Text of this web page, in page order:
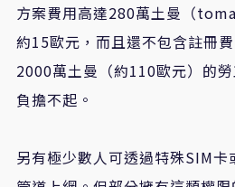
方案費用高達280萬土曼（
約15歐元，而且還不包含註冊
2000萬土曼（約110歐元）的
負擔不起。
另有極少數人可透過特殊SIM卡